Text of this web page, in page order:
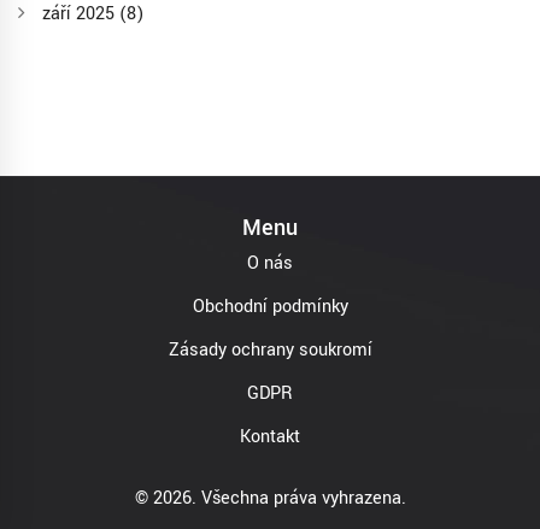
září 2025 (8)
Menu
O nás
Obchodní podmínky
Zásady ochrany soukromí
GDPR
Kontakt
© 2026. Všechna práva vyhrazena.